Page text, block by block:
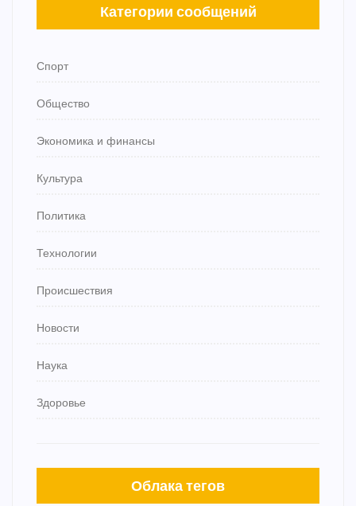
Категории сообщений
Спорт
Общество
Экономика и финансы
Культура
Политика
Технологии
Происшествия
Новости
Наука
Здоровье
Облака тегов